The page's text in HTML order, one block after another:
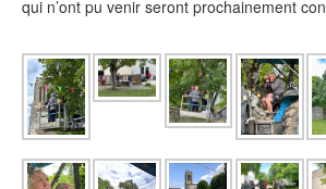
qui n’ont pu venir seront prochainement